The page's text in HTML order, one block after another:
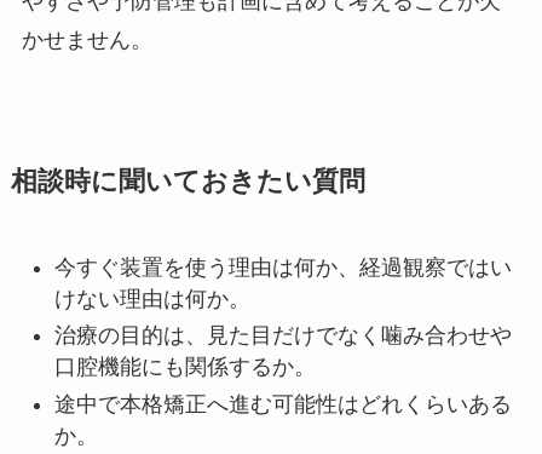
かせません。
相談時に聞いておきたい質問
今すぐ装置を使う理由は何か、経過観察ではい
けない理由は何か。
治療の目的は、見た目だけでなく噛み合わせや
口腔機能にも関係するか。
途中で本格矯正へ進む可能性はどれくらいある
か。